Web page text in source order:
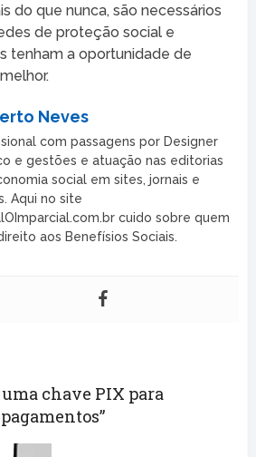
do que nunca, são necessários
de proteção social e
tenham a oportunidade de
Neves
com passagens por Designer
e gestões e atuação nas editorias
social em sites, jornais e
Aqui no site
cuido sobre quem
aos Benefísios Sociais.
chave PIX para